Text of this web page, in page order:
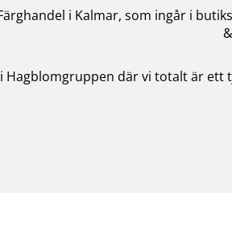
i Kalmar, som ingår i
Hagblomgruppen där vi totalt är